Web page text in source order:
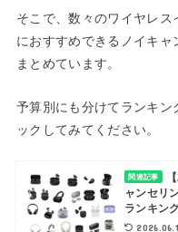
そこで、数々のワイヤレ
におすすめできるノイキ
まとめています。
予算別にも分けてランキン
ックしてみてください。
関連記事
ャンセリ
ランキン